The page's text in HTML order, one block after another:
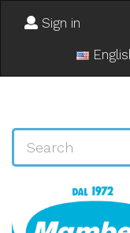
Sign in